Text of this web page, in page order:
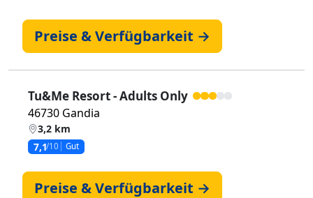
Preise & Verfügbarkeit →
Tu&Me Resort - Adults Only
46730 Gandia
3,2 km
7,1/10 Gut
Preise & Verfügbarkeit →